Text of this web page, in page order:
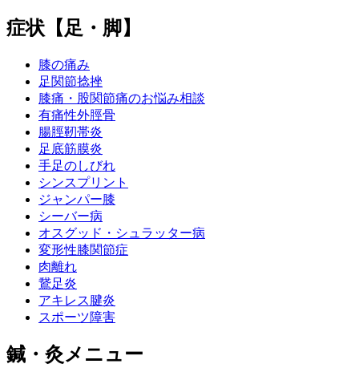
症状【足・脚】
膝の痛み
足関節捻挫
膝痛・股関節痛のお悩み相談
有痛性外脛骨
腸脛靭帯炎
足底筋膜炎
手足のしびれ
シンスプリント
ジャンパー膝
シーバー病
オスグッド・シュラッター病
変形性膝関節症
肉離れ
鵞足炎
アキレス腱炎
スポーツ障害
鍼・灸メニュー